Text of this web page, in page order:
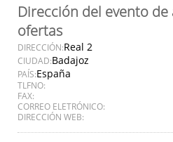
Dirección del evento
ofertas
DIRECCIÓN:Real 2
CIUDAD:Badajoz
PAÍS:España
TLFNO:
FAX:
CORREO ELETRÓNICO:
DIRECCIÓN WEB: